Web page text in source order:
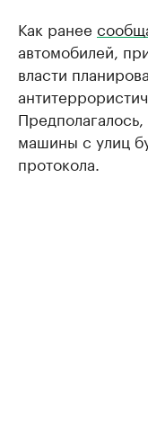
Как ранее
автомобилей,
власти
Предполагалось,
машины с улиц
протокола.